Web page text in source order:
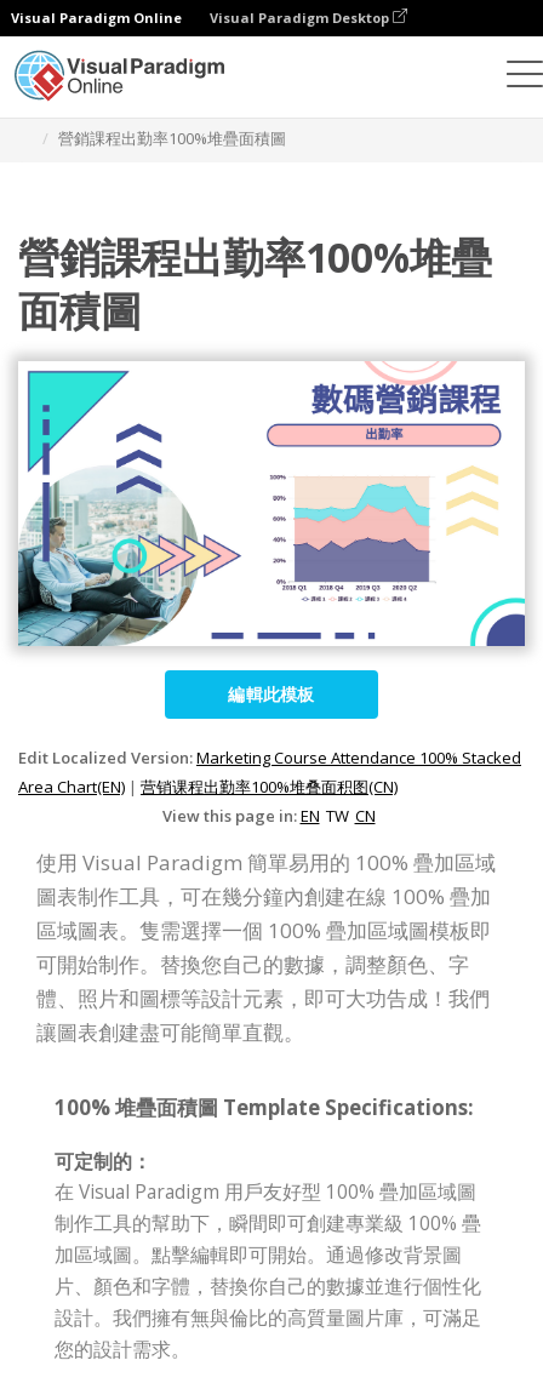
Visual Paradigm Online Visual Paradigm Desktop
營銷課程出勤率100%堆疊面積圖
營銷課程出勤率100%堆疊
面積圖
編輯此模板
Edit Localized Version:Marketing Course Attendance 100% Stacked
Area Chart(EN) | 营销课程出勤率100%堆叠面积图(CN)
View this page in:EN TW CN
使用 Visual Paradigm 簡單易用的 100% 疊加區域
圖表制作工具，可在幾分鐘內創建在線 100% 疊加
區域圖表。隻需選擇一個 100% 疊加區域圖模板即
可開始制作。替換您自己的數據，調整顏色、字
體、照片和圖標等設計元素，即可大功告成！我們
讓圖表創建盡可能簡單直觀。
100% 堆疊面積圖 Template Specifications:
可定制的：
在 Visual Paradigm 用戶友好型 100% 疊加區域圖
制作工具的幫助下，瞬間即可創建專業級 100% 疊
加區域圖。點擊編輯即可開始。通過修改背景圖
片、顏色和字體，替換你自己的數據並進行個性化
設計。我們擁有無與倫比的高質量圖片庫，可滿足
您的設計需求。